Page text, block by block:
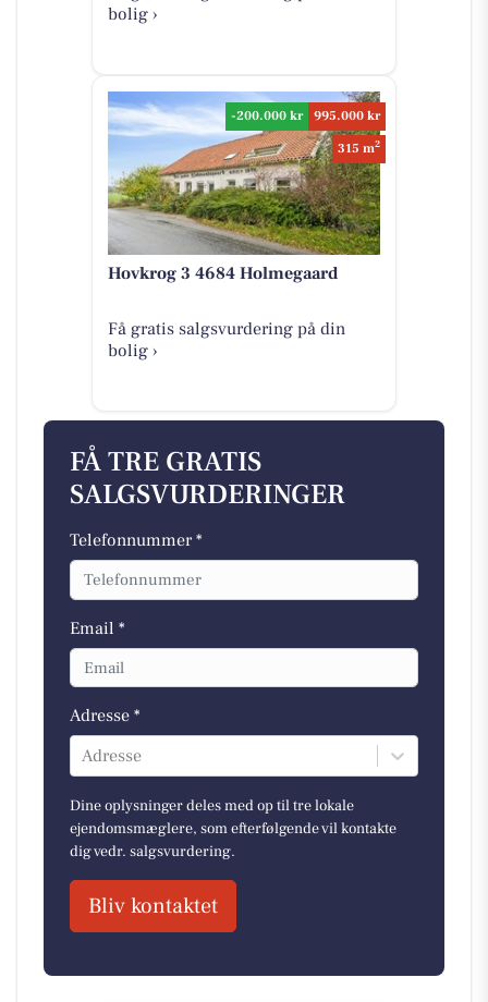
bolig ›
-200.000 kr
995.000 kr
315 m2
Hovkrog 3 4684 Holmegaard
Få gratis salgsvurdering på din
bolig ›
FÅ TRE GRATIS
SALGSVURDERINGER
Telefonnummer *
Email *
Adresse *
Adresse
Dine oplysninger deles med op til tre lokale
ejendomsmæglere, som efterfølgende vil kontakte
dig vedr. salgsvurdering.
Bliv kontaktet